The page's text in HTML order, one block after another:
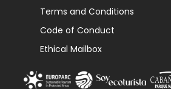
Terms and Conditions
Code of Conduct
Ethical Mailbox